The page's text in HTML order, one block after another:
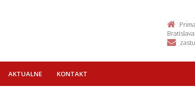
Bratislava
AKTUALNE KONTAKT